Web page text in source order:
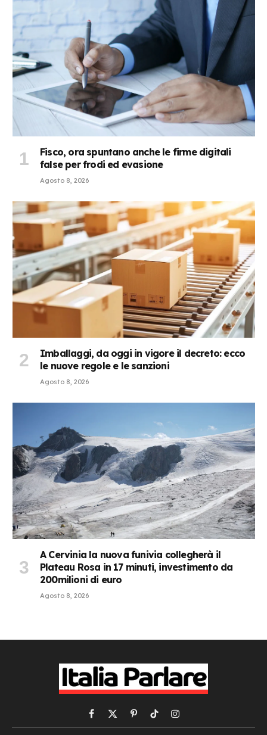
Fisco, ora spuntano anche le firme digitali
false per frodi ed evasione
Agosto 8, 2026
Imballaggi, da oggi in vigore il decreto: ecco
le nuove regole e le sanzioni
Agosto 8, 2026
A Cervinia la nuova funivia collegherà il
Plateau Rosa in 17 minuti, investimento da
200milioni di euro
Agosto 8, 2026
Facebook
X
(Twitter)
PinterestTikTokInstagram